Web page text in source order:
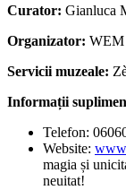
Curator: Gianluca
Organizator: WEM
Servicii muzeale:
Informații
Telefon:
Website:
magia și
neuitat!